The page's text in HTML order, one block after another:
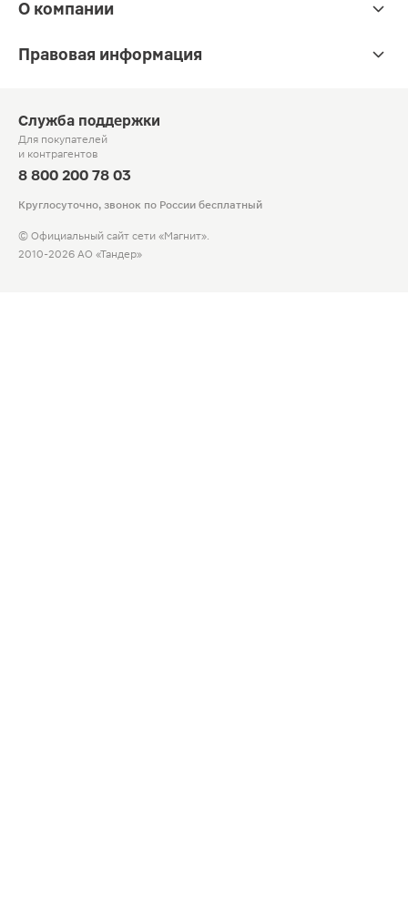
О компании
Правовая информация
Служба поддержки
Для покупателей
и контрагентов
8 800 200 78 03
Круглосуточно, звонок по России бесплатный
© Официальный сайт сети «Магнит».
2010-2026 АО «Тандер»